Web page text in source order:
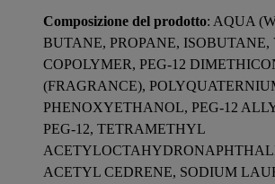
Composizione del prodotto: AQUA
BUTANE, PROPANE, ISOBUTANE,
COPOLYMER, PEG-12
(FRAGRANCE),
PHENOXYETHANOL, PEG-12
PEG-12, TETRAMETHYL
ACETYL CEDRENE, SODIUM